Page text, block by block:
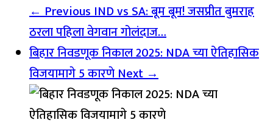
← PreviousIND vs SA: बूम बूम! जसप्रीत बुमराह
ठरला पहिला वेगवान गोलंदाज…
बिहार निवडणूक निकाल 2025: NDA च्या ऐतिहासिक
विजयामागे 5 कारणेNext →